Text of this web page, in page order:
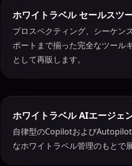
ホワイトラベル セールスツ
プロスペクティング、シーケン
ポートまで揃った完全なツール
として再販します。
ホワイトラベル AIエージェ
自律型のCopilotおよび
なホワイトラベル管理のもとで